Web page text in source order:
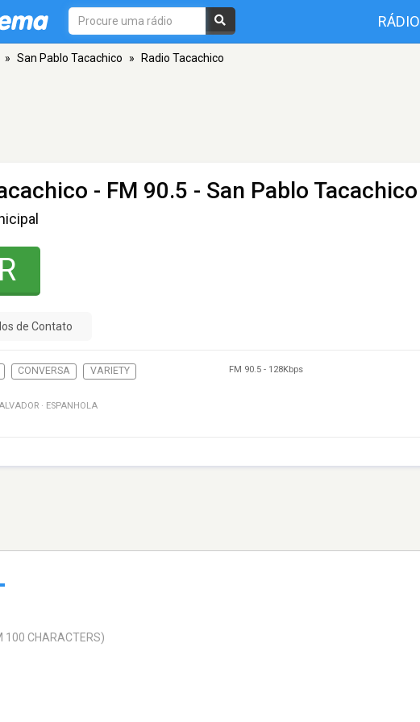
RÁDIO
» San Pablo Tacachico » Radio Tacachico
- FM 90.5 - San Pablo Tacachico
de Contato
CONVERSA VARIETY FM 90.5 - 128Kbps
· ESPANHOLA